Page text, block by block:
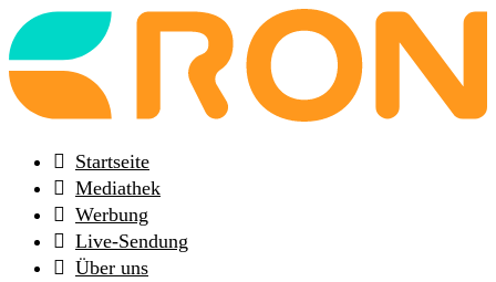
Back
to
frontpage
Startseite
Mediathek
Werbung
Live-Sendung
Über uns